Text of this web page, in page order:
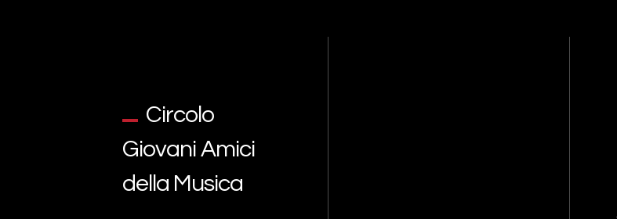
Circolo
Giovani Amici
della Musica